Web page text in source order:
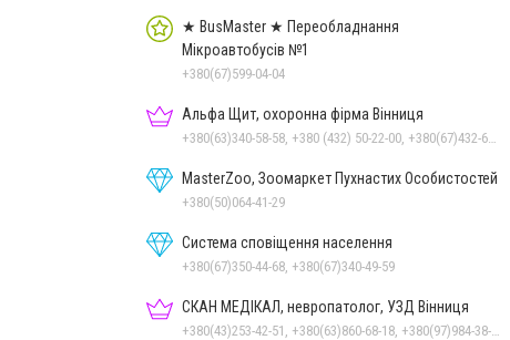
★ BusMaster ★ Переобладнання
Мікроавтобусів №1
+380(67)599-04-04
Альфа Щит, охоронна фірма Вінниця
+380(63)340-58-58, +380 (432) 50-22-00, +380(67)432-61-81
MasterZoo, Зоомаркет Пухнастих Особистостей
+380(50)064-41-29
Система сповіщення населення
+380(67)350-44-68, +380(67)340-49-59
СКАН МЕДІКАЛ, невропатолог, УЗД Вінниця
+380(43)253-42-51, +380(63)860-68-18, +380(97)984-38-80